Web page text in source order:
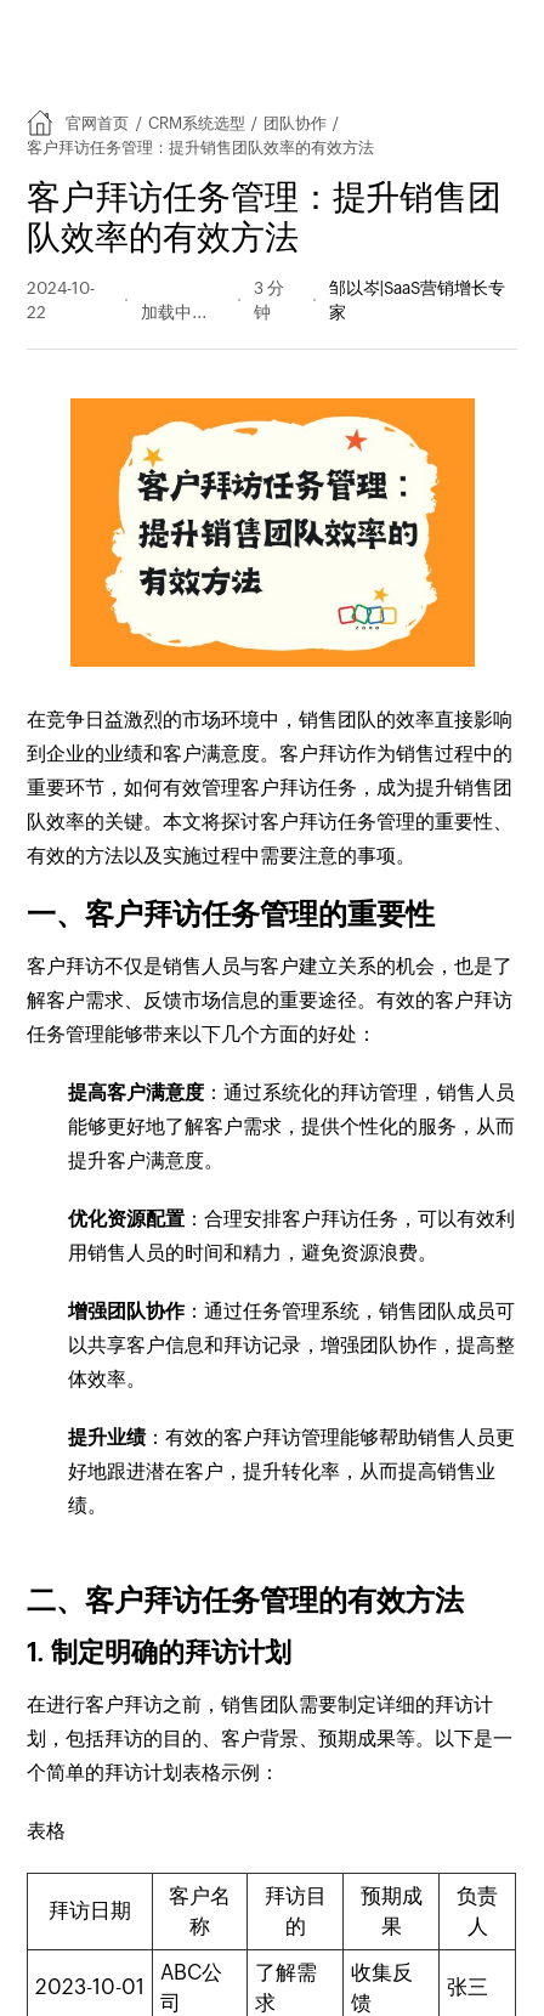
官网首页 / CRM系统选型 / 团队协作 /
客户拜访任务管理：提升销售团队效率的有效方法
客户拜访任务管理：提升销售团
队效率的有效方法
2024-10-
22
量
3 分
钟
邹以岑|SaaS营销增长专
家
在竞争日益激烈的市场环境中，销售团队的效率直接影响
到企业的业绩和客户满意度。客户拜访作为销售过程中的
重要环节，如何有效管理客户拜访任务，成为提升销售团
队效率的关键。本文将探讨客户拜访任务管理的重要性、
有效的方法以及实施过程中需要注意的事项。
一、客户拜访任务管理的重要性
客户拜访不仅是销售人员与客户建立关系的机会，也是了
解客户需求、反馈市场信息的重要途径。有效的客户拜访
任务管理能够带来以下几个方面的好处：
提高客户满意度 ：通过系统化的拜访管理，销售人员
能够更好地了解客户需求，提供个性化的服务，从而
提升客户满意度。
优化资源配置 ：合理安排客户拜访任务，可以有效利
用销售人员的时间和精力，避免资源浪费。
增强团队协作：通过任务管理系统，销售团队成员可
以共享客户信息和拜访记录，增强团队协作，提高整
体效率。
提升业绩：有效的客户拜访管理能够帮助销售人员更
好地跟进潜在客户，提升转化率，从而提高销售业
绩。
二、客户拜访任务管理的有效方法
1. 制定明确的拜访计划
在进行客户拜访之前，销售团队需要制定详细的拜访计
划，包括拜访的目的、客户背景、预期成果等。以下是一
个简单的拜访计划表格示例：
表格
拜访日期
客户名
称
拜访目
的
预期成
果
负责
人
2023-10-01
ABC公
司
了解需
求
收集反
馈
张三